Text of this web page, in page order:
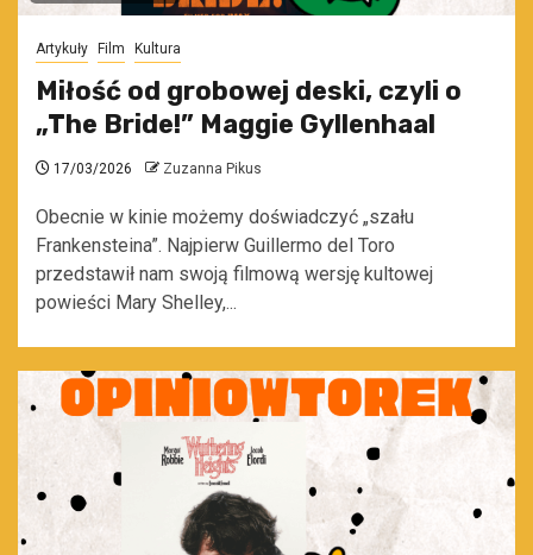
Artykuły Film Kultura
Miłość od grobowej deski, czyli o
„The Bride!” Maggie Gyllenhaal
17/03/2026 Zuzanna Pikus
Obecnie w kinie możemy doświadczyć „szału
Frankensteina”. Najpierw Guillermo del Toro
przedstawił nam swoją filmową wersję kultowej
powieści Mary Shelley,...